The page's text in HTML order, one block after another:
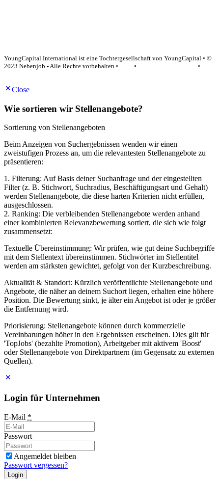
YoungCapital International ist eine Tochtergesellschaft von YoungCapital • ©
2023 Nebenjob - Alle Rechte vorbehalten •
•
•
Close
Wie sortieren wir Stellenangebote?
Sortierung von Stellenangeboten
Beim Anzeigen von Suchergebnissen wenden wir einen
zweistufigen Prozess an, um die relevantesten Stellenangebote zu
präsentieren:
1. Filterung: Auf Basis deiner Suchanfrage und der eingestellten
Filter (z. B. Stichwort, Suchradius, Beschäftigungsart und Gehalt)
werden Stellenangebote, die diese harten Kriterien nicht erfüllen,
ausgeschlossen.
2. Ranking: Die verbleibenden Stellenangebote werden anhand
einer kombinierten Relevanzbewertung sortiert, die sich wie folgt
zusammensetzt:
Textuelle Übereinstimmung: Wir prüfen, wie gut deine Suchbegriffe
mit dem Stellentext übereinstimmen. Stichwörter im Stellentitel
werden am stärksten gewichtet, gefolgt von der Kurzbeschreibung.
Aktualität & Standort: Kürzlich veröffentlichte Stellenangebote und
Angebote, die näher an deinem Suchort liegen, erhalten eine höhere
Position. Die Bewertung sinkt, je älter ein Angebot ist oder je größer
die Entfernung wird.
Priorisierung: Stellenangebote können durch kommerzielle
Vereinbarungen höher in den Ergebnissen erscheinen. Dies gilt für
'TopJobs' (bezahlte Promotion), Arbeitgeber mit aktivem 'Boost'
oder Stellenangebote von Direktpartnern (im Gegensatz zu externen
Quellen).
Login für Unternehmen
E-Mail *
Passwort
Angemeldet bleiben
Passwort vergessen?
Login